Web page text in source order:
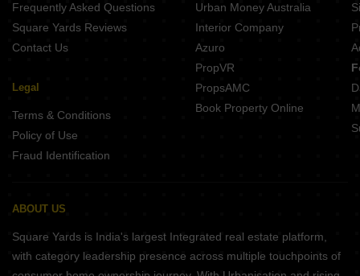
Frequently Asked Questions
Square Yards Reviews
Contact Us
Legal
Terms & Conditions
Policy of Use
Fraud Identification
Urban Money Australia
Interior Company
Azuro
PropVR
PropsAMC
Book Property Online
ABOUT US
Square Yards is India's largest Integrated real estate platform,
with category leadership presence across multiple touchpoints of